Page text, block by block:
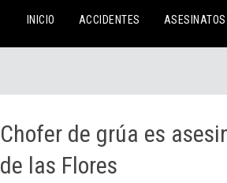
INICIO ACCIDENTES ASESINATOS
Chofer de grúa es
de las Flores